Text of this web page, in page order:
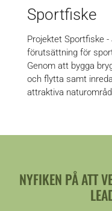
Sportfiske
Projektet Sportfiske
förutsättning för
Genom att bygga
och flytta samt
attraktiva
NYFIKEN PÅ ATT